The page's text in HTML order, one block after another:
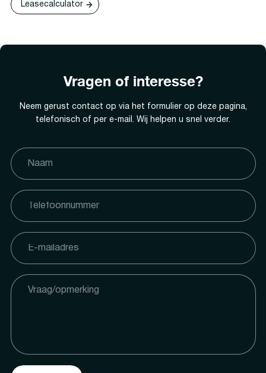
Leasecalculator
Vragen of interesse?
Neem gerust contact op via het formulier op deze pagina,
telefonisch of per e-mail. Wij helpen u snel verder.